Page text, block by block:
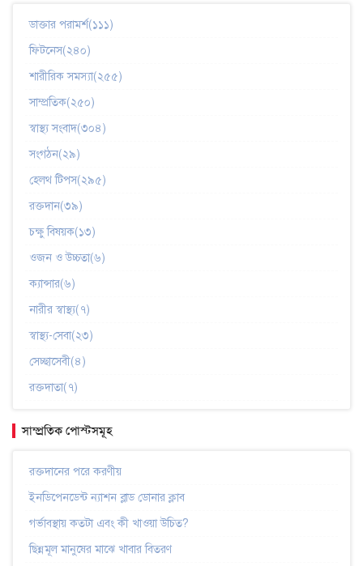
ডাক্তার পরামর্শ(১১১)
ফিটনেস(২৪০)
শারীরিক সমস্যা(২৫৫)
সাম্প্রতিক(২৫০)
স্বাস্থ্য সংবাদ(৩০৪)
সংগঠন(২৯)
হেলথ টিপস(২৯৫)
রক্তদান(৩৯)
চক্ষু বিষয়ক(১৩)
ওজন ও উচ্চতা(৬)
ক্যান্সার(৬)
নারীর স্বাস্থ্য(৭)
স্বাস্থ্য-সেবা(২৩)
সেচ্ছাসেবী(৪)
রক্তদাতা(৭)
সাম্প্রতিক পোস্টসমূহ
রক্তদানের পরে করণীয়
ইনডিপেনডেন্ট ন্যাশন ব্লাড ডোনার ক্লাব
গর্ভাবস্থায় কতটা এবং কী খাওয়া উচিত?
ছিন্নমূল মানুষের মাঝে খাবার বিতরণ